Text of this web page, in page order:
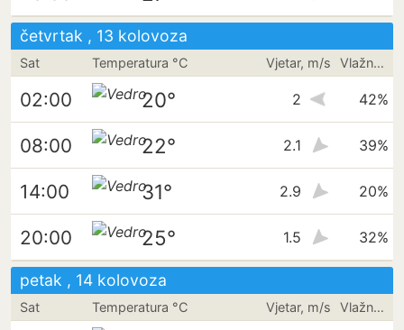
četvrtak , 13 kolovoza
Sat Temperatura °C Vjetar, m/s Vlažnost
02:00 20° 2 42%
08:00 22° 2.1 39%
14:00 31° 2.9 20%
20:00 25° 1.5 32%
petak , 14 kolovoza
Sat Temperatura °C Vjetar, m/s Vlažnost